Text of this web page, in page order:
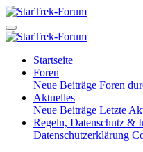
Startseite
Foren
Neue Beiträge Foren
Aktuelles
Neue Beiträge Letzte
Regeln, Datenschutz &
Datenschutzerklärung